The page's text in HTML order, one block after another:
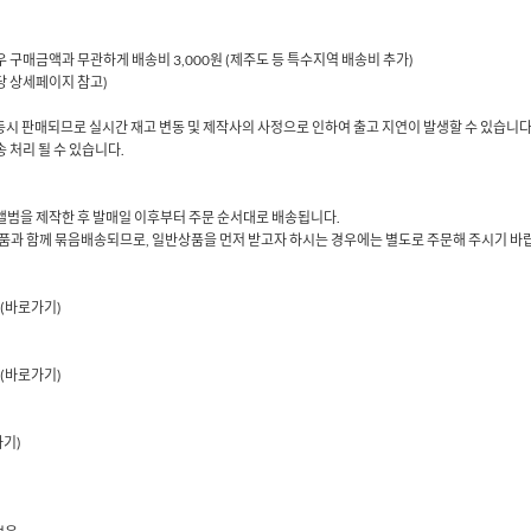
매금액과 무관하게 배송비 3,000원 (제주도 등 특수지역 배송비 추가)
상세페이지 참고)
판매되므로 실시간 재고 변동 및 제작사의 사정으로 인하여 출고 지연이 발생할 수 있습니다.
처리 될 수 있습니다.
을 제작한 후 발매일 이후부터 주문 순서대로 배송됩니다.
함께 묶음배송되므로, 일반상품을 먼저 받고자 하시는 경우에는 별도로 주문해 주시기 바
(바로가기)
(바로가기)
기)